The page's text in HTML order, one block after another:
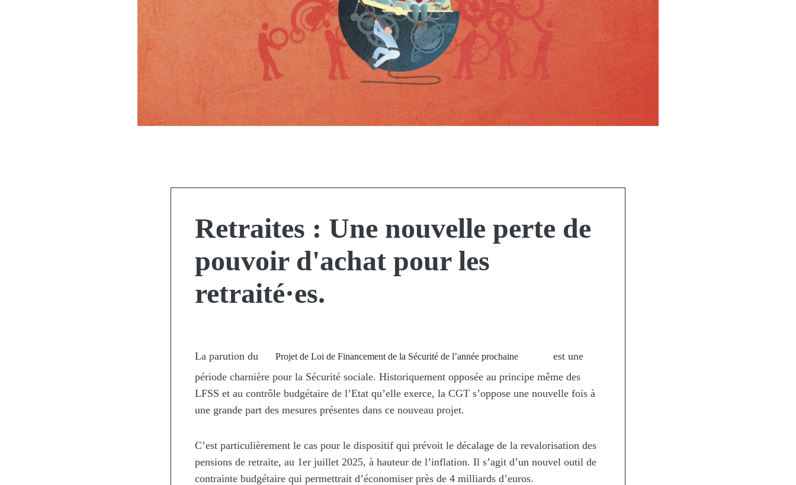
Retraites : Une nouvelle perte de
pouvoir d'achat pour les
retraité·es.
La parution du Projet de Loi de Financement de la Sécurité de l’année prochaine
est une
période charnière pour la Sécurité sociale. Historiquement opposée au principe même des
LFSS et au contrôle budgétaire de l’Etat qu’elle exerce, la CGT s’oppose une nouvelle fois à
une grande part des mesures présentes dans ce nouveau projet.
C’est particulièrement le cas pour le dispositif qui prévoit le décalage de la revalorisation des
pensions de retraite, au 1er juillet 2025, à hauteur de l’inflation. Il s’agit d’un nouvel outil de
contrainte budgétaire qui permettrait d’économiser près de 4 milliards d’euros.